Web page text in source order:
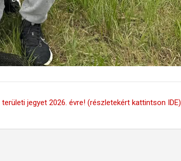
jegyet 2026. évre! (részletekért kattintson IDE)